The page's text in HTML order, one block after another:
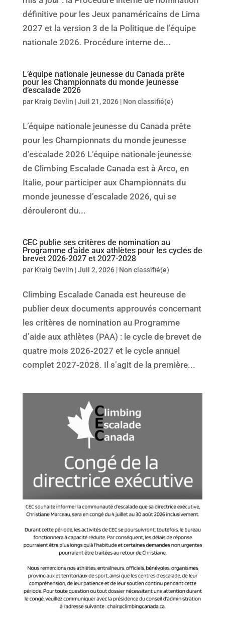
définitive pour les Jeux panaméricains de Lima
2027 et la version 3 de la Politique de l’équipe
nationale 2026. Procédure interne de...
L’équipe nationale jeunesse du Canada prête
pour les Championnats du monde jeunesse
d’escalade 2026
par Kraig Devlin |Juil 21, 2026| Non classifié(e)
L’équipe nationale jeunesse du Canada prête
pour les Championnats du monde jeunesse
d’escalade 2026 L’équipe nationale jeunesse
de Climbing Escalade Canada est à Arco, en
Italie, pour participer aux Championnats du
monde jeunesse d’escalade 2026, qui se
dérouleront du...
CEC publie ses critères de nomination au
Programme d’aide aux athlètes pour les cycles de
brevet 2026-2027 et 2027-2028
par Kraig Devlin |Juil 2, 2026| Non classifié(e)
Climbing Escalade Canada est heureuse de
publier deux documents approuvés concernant
les critères de nomination au Programme
d’aide aux athlètes (PAA) : le cycle de brevet de
quatre mois 2026-2027 et le cycle annuel
complet 2027-2028. Il s’agit de la première...